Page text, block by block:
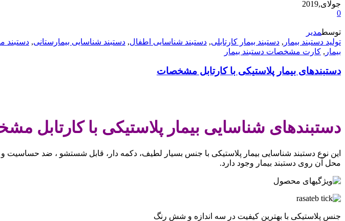
جولای,2019
0
توسطمدیر
تولید دستبند بیمار , دستبند بیمار کارتابلی, دستبند شناسایی اطفال, دستبند شناسایی بیمارستانی, دستبند
بیمار , کارت مشخصات دستبند بیمار
دستبندهای بیمار پلاستیکی با کارتابل مشخصات
دستبندهای شناسایی بیمار پلاستیکی با کارتابل
این نوع دستبند شناسایی بیمار پلاستیکی با جنس بسیار لطیف، دکمه دار، قابل شستشو ، ضد
محل آن روی دستبند بیمار وجود دارد.
جنس پلاستیکی با بهترین کیفیت در سه اندازه و شش رنگ